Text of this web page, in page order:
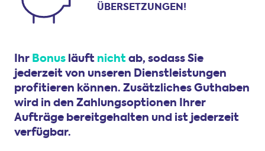
ÜBERSETZUNGEN!
Ihr Bonus läuft nicht ab, sodass Sie
jederzeit von unseren Dienstleistungen
profitieren können. Zusätzliches Guthaben
wird in den Zahlungsoptionen Ihrer
Aufträge bereitgehalten und ist jederzeit
verfügbar.